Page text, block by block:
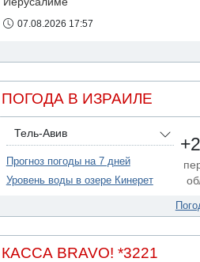
07.08.2026 17:57
подозреваемого в коррупционных
отношениях с Йоавом Элиаси
ПОГОДА В ИЗРАИЛЕ
Тель-Авив
Прогноз погоды на 7 дней
Уровень воды в озере Кинерет
КАССА BRAVO! *3221